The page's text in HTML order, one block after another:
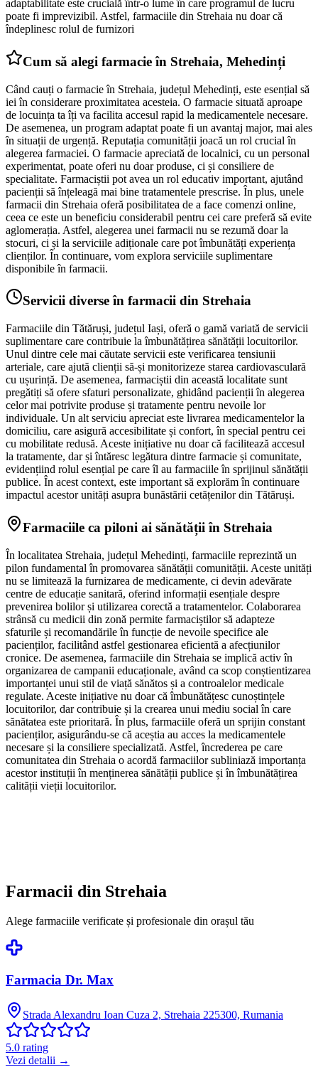
adaptabilitate este crucială într-o lume în care programul de lucru
poate fi imprevizibil. Astfel, farmaciile din Strehaia nu doar că
îndeplinesc rolul de furnizori
Cum să alegi farmacie în Strehaia, Mehedinți
Când cauți o farmacie în Strehaia, județul Mehedinți, este esențial să
iei în considerare proximitatea acesteia. O farmacie situată aproape
de locuința ta îți va facilita accesul rapid la medicamentele necesare.
De asemenea, un program adaptat poate fi un avantaj major, mai ales
în situații de urgență. Reputația comunității joacă un rol crucial în
alegerea farmaciei. O farmacie apreciată de localnici, cu un personal
experimentat, poate oferi nu doar produse, ci și consiliere de
specialitate. Farmaciștii pot avea un rol educativ important, ajutând
pacienții să înțeleagă mai bine tratamentele prescrise. În plus, unele
farmacii din Strehaia oferă posibilitatea de a face comenzi online,
ceea ce este un beneficiu considerabil pentru cei care preferă să evite
aglomerația. Astfel, alegerea unei farmacii nu se rezumă doar la
stocuri, ci și la serviciile adiționale care pot îmbunătăți experiența
clienților. În continuare, vom explora serviciile suplimentare
disponibile în farmacii.
Servicii diverse în farmacii din Strehaia
Farmaciile din Tătăruși, județul Iași, oferă o gamă variată de servicii
suplimentare care contribuie la îmbunătățirea sănătății locuitorilor.
Unul dintre cele mai căutate servicii este verificarea tensiunii
arteriale, care ajută clienții să-și monitorizeze starea cardiovasculară
cu ușurință. De asemenea, farmaciștii din această localitate sunt
pregătiți să ofere sfaturi personalizate, ghidând pacienții în alegerea
celor mai potrivite produse și tratamente pentru nevoile lor
individuale. Un alt serviciu apreciat este livrarea medicamentelor la
domiciliu, care asigură accesibilitate și confort, în special pentru cei
cu mobilitate redusă. Aceste inițiative nu doar că facilitează accesul
la tratamente, dar și întăresc legătura dintre farmacie și comunitate,
evidențiind rolul esențial pe care îl au farmaciile în sprijinul sănătății
publice. În acest context, este important să explorăm în continuare
impactul acestor unități asupra bunăstării cetățenilor din Tătăruși.
Farmaciile ca piloni ai sănătății în Strehaia
În localitatea Strehaia, județul Mehedinți, farmaciile reprezintă un
pilon fundamental în promovarea sănătății comunității. Aceste unități
nu se limitează la furnizarea de medicamente, ci devin adevărate
centre de educație sanitară, oferind informații esențiale despre
prevenirea bolilor și utilizarea corectă a tratamentelor. Colaborarea
strânsă cu medicii din zonă permite farmaciștilor să adapteze
sfaturile și recomandările în funcție de nevoile specifice ale
pacienților, facilitând astfel gestionarea eficientă a afecțiunilor
cronice. De asemenea, farmaciile din Strehaia se implică activ în
organizarea de campanii educaționale, având ca scop conștientizarea
importanței unui stil de viață sănătos și a controalelor medicale
regulate. Aceste inițiative nu doar că îmbunătățesc cunoștințele
locuitorilor, dar contribuie și la crearea unui mediu social în care
sănătatea este prioritară. În plus, farmaciile oferă un sprijin constant
pacienților, asigurându-se că aceștia au acces la medicamentele
necesare și la consiliere specializată. Astfel, încrederea pe care
comunitatea din Strehaia o acordă farmaciilor subliniază importanța
acestor instituții în menținerea sănătății publice și în îmbunătățirea
calității vieții locuitorilor.
Farmacii din Strehaia
Alege farmaciile verificate și profesionale din orașul tău
Farmacia Dr. Max
Strada Alexandru Ioan Cuza 2, Strehaia 225300, Rumania
5.0 rating
Vezi detalii →